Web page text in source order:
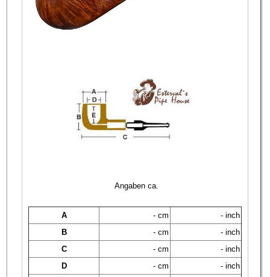
Angaben ca.
A - cm
- inch
B
- cm
- inch
C
- cm
- inch
D
- cm
- inch